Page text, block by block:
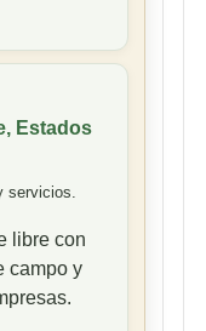
Estados
servicios.
libre con
campo y